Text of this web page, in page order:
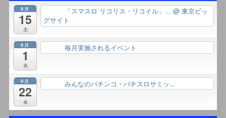
8月
15
土
「スマスロ リコリス・リコイル」... @ 東京ビッ
グサイト
9月
1
火
毎月実施されるイベント
9月
22
火
みんなのパチンコ・パチスロサミッ...